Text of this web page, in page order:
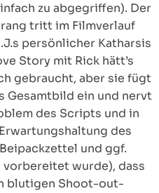
zu abgegriffen). Der
tritt im Filmverlauf
persönlicher Katharsis
Story mit Rick hätt’s
gebraucht, aber sie fügt
Gesamtbild ein und nervt
des Scripts und in
des
und ggf.
wurde), dass
blutigen Shoot-out-